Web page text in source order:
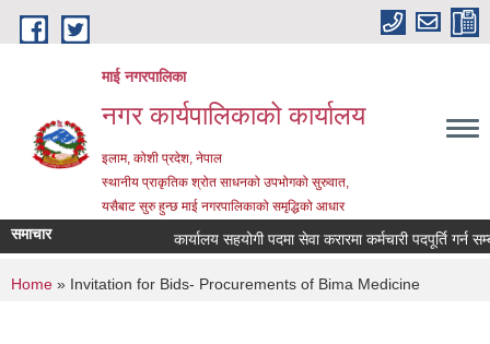
Skip to main content
माई नगरपालिका
नगर कार्यपालिकाको कार्यालय
इलाम, कोशी प्रदेश, नेपाल
स्थानीय प्राकृतिक श्रोत साधनको उपभोगको सुरुवात,
यसैबाट सुरु हुन्छ माई नगरपालिकाको समृद्धिको आधार
समाचार कार्यालय सहयोगी पदमा सेवा करारमा कर्मचारी पदपूर्ति गर्न
You are here
Home » Invitation for Bids- Procurements of Bima Medicine